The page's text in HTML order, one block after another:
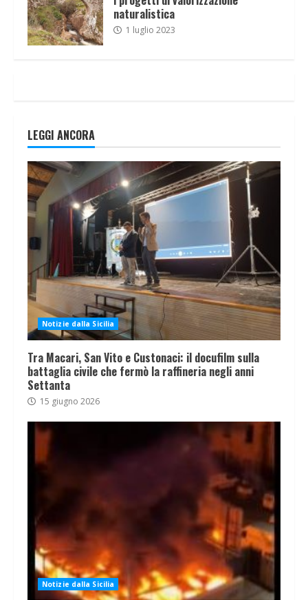
naturalistica
1 luglio 2023
LEGGI ANCORA
Notizie dalla Sicilia
Tra Macari, San Vito e Custonaci: il docufilm sulla
battaglia civile che fermò la raffineria negli anni
Settanta
15 giugno 2026
Notizie dalla Sicilia